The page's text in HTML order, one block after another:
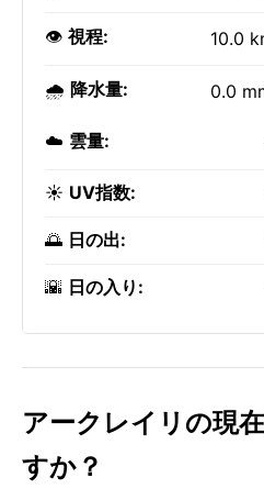
👁️ 視程: 10.0
🌧️ 降水量: 0.0
☁️ 雲量:
☀️ UV指数:
🌅 日の出:
🌇 日の入り:
アークレイリの現
すか？